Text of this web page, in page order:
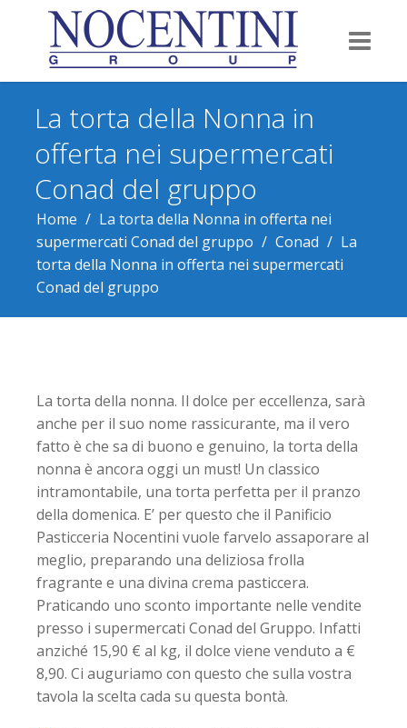
La torta della Nonna in
offerta nei supermercati
Conad del gruppo
Home / La torta della Nonna in offerta nei
supermercati Conad del gruppo / Conad / La
torta della Nonna in offerta nei supermercati
Conad del gruppo
La torta della nonna. Il dolce per eccellenza, sarà
anche per il suo nome rassicurante, ma il vero
fatto è che sa di buono e genuino, la torta della
nonna è ancora oggi un must! Un classico
intramontabile, una torta perfetta per il pranzo
della domenica. E’ per questo che il Panificio
Pasticceria Nocentini vuole farvelo assaporare al
meglio, preparando una deliziosa frolla
fragrante e una divina crema pasticcera.
Praticando uno sconto importante nelle vendite
presso i supermercati Conad del Gruppo. Infatti
anziché 15,90 € al kg, il dolce viene venduto a €
8,90. Ci auguriamo con questo che sulla vostra
tavola la scelta cada su questa bontà.